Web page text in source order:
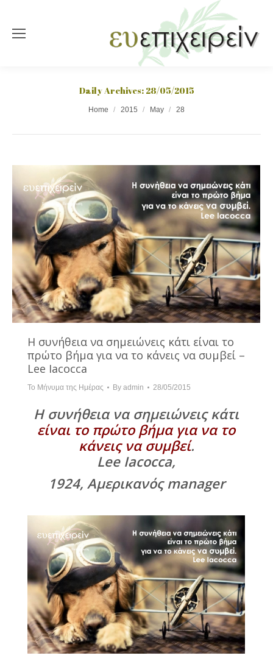
Daily Archives: 28/05/2015
Home 2015 May 28
Η συνήθεια να σημειώνεις κάτι είναι το
πρώτο βήμα για να το κάνεις να συμβεί –
Lee Iacocca
Το Μήνυμα της Ημέρας By admin 28/05/2015
Η συνήθεια να σημειώνεις κάτι
είναι το πρώτο βήμα για να το
κάνεις να συμβεί.
Lee Iacocca,
1924, Αμερικανός manager